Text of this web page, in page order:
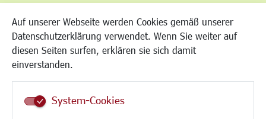
Auf unserer Webseite werden Cookies gemäß unserer
Datenschutzerklärung verwendet. Wenn Sie weiter auf
diesen Seiten surfen, erklären sie sich damit
einverstanden.
System-Cookies
Kinderbetreuung
Kinder und Jugend
Institutionen für Familien
Frauen
Schule